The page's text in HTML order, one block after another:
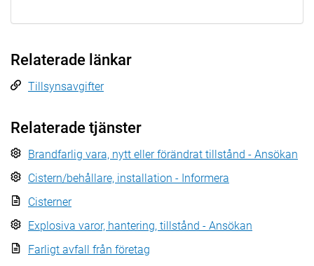
Relaterade länkar
Tillsynsavgifter
Relaterade tjänster
Brandfarlig vara, nytt eller förändrat tillstånd - Ansökan
Cistern/behållare, installation - Informera
Cisterner
Explosiva varor, hantering, tillstånd - Ansökan
Farligt avfall från företag